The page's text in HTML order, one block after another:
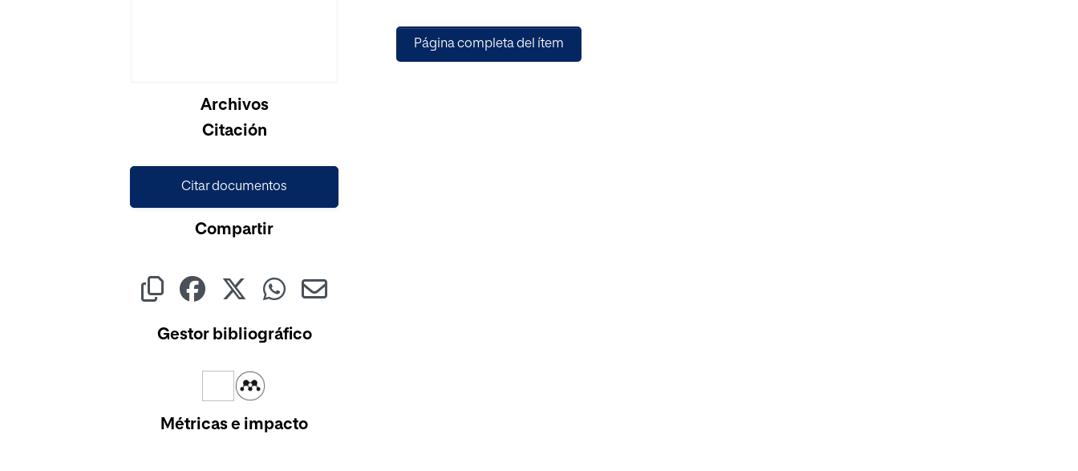
Archivos
Citación
Citar documentos
Compartir
Gestor bibliográfico
Métricas e impacto
Página completa del ítem